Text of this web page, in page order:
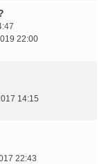
22:00
14:15
22:43